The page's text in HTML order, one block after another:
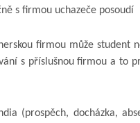
s firmou uchazeče posoudí
firmou může student
s příslušnou firmou a to
(prospěch, docházka,